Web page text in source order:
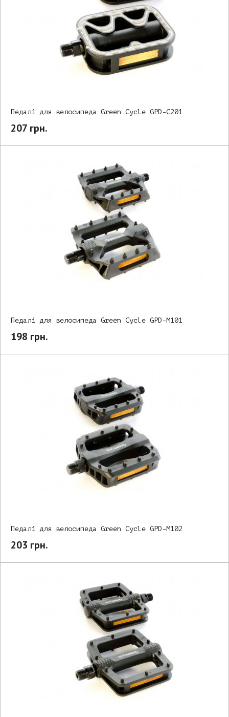
Педалі для велосипеда Green Cycle GPD-C201
207 грн.
Педалі для велосипеда Green Cycle GPD-M101
198 грн.
Педалі для велосипеда Green Cycle GPD-M102
203 грн.